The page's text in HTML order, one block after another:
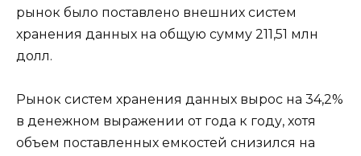
рынок было поставлено внешних систем
хранения данных на общую сумму 211,51 млн
долл.
Рынок систем хранения данных вырос на 34,2%
в денежном выражении от года к году, хотя
объем поставленных емкостей снизился на